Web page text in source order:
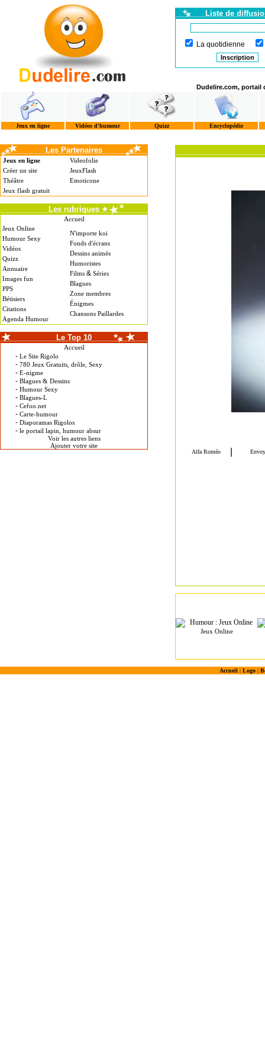
Liste de
La quotidienne
Dudelire.com, portail
Jeux en ligne Vidéos d'humour Quizz Encyclopédie
Les Partenaires
Jeux en ligne
Créer un site
Théâtre
Jeux flash gratuit
Videofolie
JeuxFlash
Emoticone
Les rubriques
Accueil
Jeux Online
Humour Sexy
Vidéos
Quizz
Annuaire
Images fun
PPS
Bétisiers
Citations
Agenda Humour
N'importe koi
Fonds d'écrans
Dessins animés
Humoristes
Films & Séries
Blagues
Zone membres
Énigmes
Chansons Paillardes
Le Top 10
Accueil
- Le Site Rigolo
- 780 Jeux Gratuits, drôle, Sexy
- E-nigme
- Blagues & Dessins
- Humour Sexy
- Blagues-L
- Cefoo.net
- Carte-humour
- Diaporamas Rigolos
- le portail lapin, humour absur
Voir les autres liens
Ajouter votre site
Jeux Online
Accueil| Logo|